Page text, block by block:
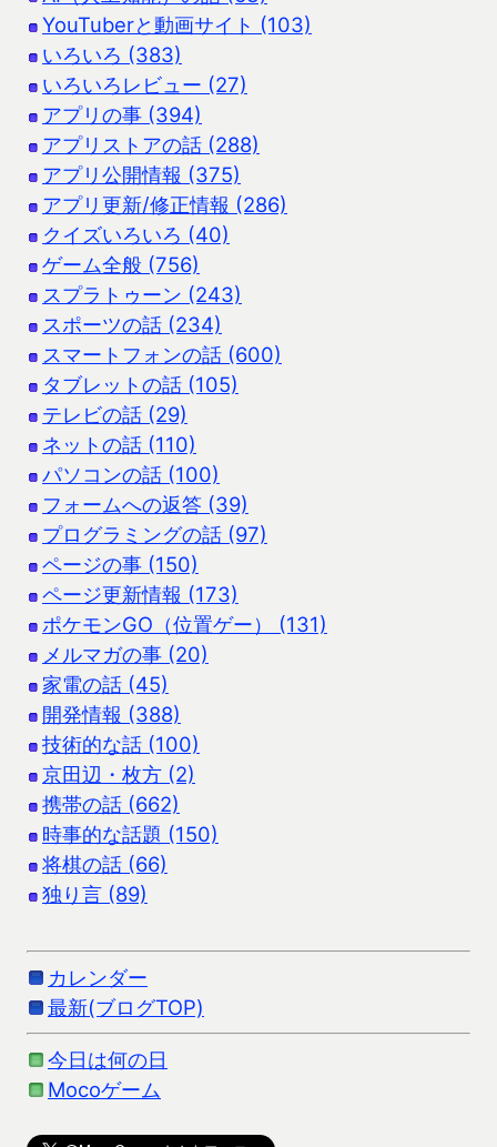
YouTuberと動画サイト (103)
いろいろ (383)
いろいろレビュー (27)
アプリの事 (394)
アプリストアの話 (288)
アプリ公開情報 (375)
アプリ更新/修正情報 (286)
クイズいろいろ (40)
ゲーム全般 (756)
スプラトゥーン (243)
スポーツの話 (234)
スマートフォンの話 (600)
タブレットの話 (105)
テレビの話 (29)
ネットの話 (110)
パソコンの話 (100)
フォームへの返答 (39)
プログラミングの話 (97)
ページの事 (150)
ページ更新情報 (173)
ポケモンGO（位置ゲー） (131)
メルマガの事 (20)
家電の話 (45)
開発情報 (388)
技術的な話 (100)
京田辺・枚方 (2)
携帯の話 (662)
時事的な話題 (150)
将棋の話 (66)
独り言 (89)
カレンダー
最新(ブログTOP)
今日は何の日
Mocoゲーム